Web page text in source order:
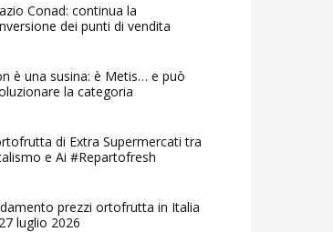
Conad: continua la
dei punti di vendita
è una susina: è Metis… e può
la categoria
di Extra Supermercati tra
e Ai #Repartofresh
prezzi ortofrutta in Italia
luglio 2026